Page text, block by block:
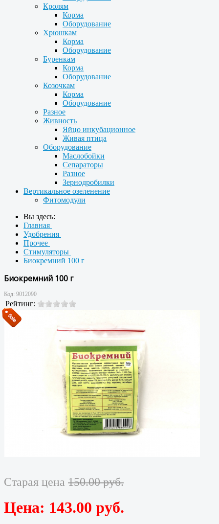
Кролям
Корма
Оборудование
Хрюшкам
Корма
Оборудование
Буренкам
Корма
Оборудование
Козочкам
Корма
Оборудование
Разное
Живность
Яйцо инкубационное
Живая птица
Оборудование
Маслобойки
Сепараторы
Разное
Зернодробилки
Вертикальное озеленение
Фитомодули
Вы здесь:
Главная
Удобрения
Прочее
Стимуляторы
Биокремний 100 г
Биокремний 100 г
Код: 9012090
Рейтинг:
Старая цена 150.00 руб.
Цена: 143.00 руб.